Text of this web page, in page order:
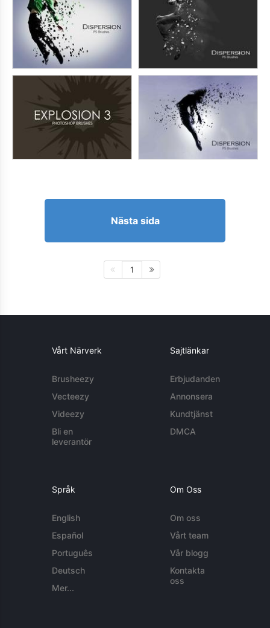
Nästa sida
1
Vårt Närverk
Brusheezy
Vecteezy
Videezy
Bli en
leverantör
Sajtlänkar
Erbjudanden
Annonsera
Kundtjänst
DMCA
Språk
English
Español
Português
Deutsch
Mer...
Om Oss
Om oss
Vårt team
Vår blogg
Kontakta
oss